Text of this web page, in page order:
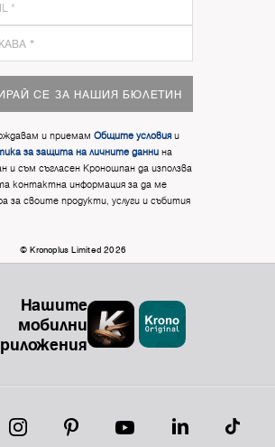
СЕ ЗА НАШИЯ БЮЛЕТИН
и приемам Общите условияи
за защита на личните даннина
и съм съгласен Кроношпан да използва
контактна информация за да ме
за своите продукти, услуги и събития
© Kronoplus Limited 2026
Нашите
мобилни